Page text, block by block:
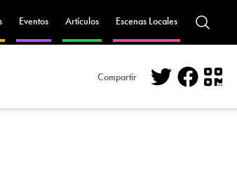
Eventos Artículos Escenas Locales
Compartir